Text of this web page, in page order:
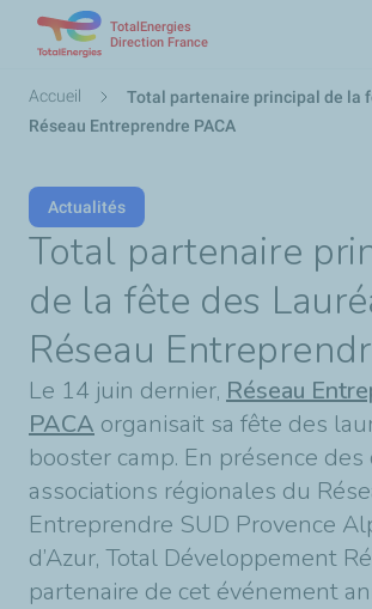
contenu
TotalEnergies
Direction France
Fil
d'Ariane
Accueil
Total partenaire principal de la
Réseau Entreprendre PACA
Actualités
Total partenaire
de la fête des
Réseau
Le 14 juin dernier, Réseau
PACA organisait sa fête des
booster camp. En présence des
associations régionales du
Entreprendre SUD Provence
d’Azur, Total Développement
partenaire de cet événement